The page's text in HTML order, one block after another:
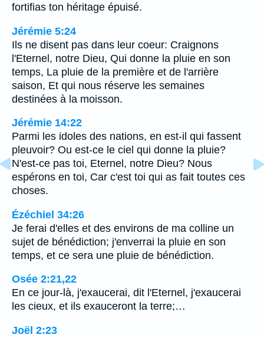
fortifias ton héritage épuisé.
Jérémie 5:24
Ils ne disent pas dans leur coeur: Craignons
l'Eternel, notre Dieu, Qui donne la pluie en son
temps, La pluie de la première et de l'arrière
saison, Et qui nous réserve les semaines
destinées à la moisson.
Jérémie 14:22
Parmi les idoles des nations, en est-il qui fassent
pleuvoir? Ou est-ce le ciel qui donne la pluie?
N'est-ce pas toi, Eternel, notre Dieu? Nous
espérons en toi, Car c'est toi qui as fait toutes ces
choses.
Ézéchiel 34:26
Je ferai d'elles et des environs de ma colline un
sujet de bénédiction; j'enverrai la pluie en son
temps, et ce sera une pluie de bénédiction.
Osée 2:21,22
En ce jour-là, j'exaucerai, dit l'Eternel, j'exaucerai
les cieux, et ils exauceront la terre;…
Joël 2:23